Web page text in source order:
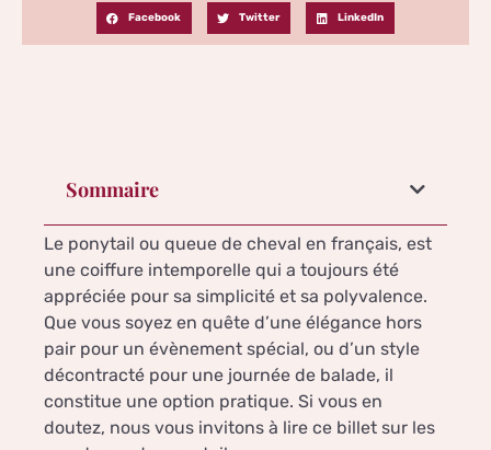
Facebook Twitter LinkedIn
Sommaire
Le ponytail ou queue de cheval en français, est
une coiffure intemporelle qui a toujours été
appréciée pour sa simplicité et sa polyvalence.
Que vous soyez en quête d’une élégance hors
pair pour un évènement spécial, ou d’un style
décontracté pour une journée de balade, il
constitue une option pratique. Si vous en
doutez, nous vous invitons à lire ce billet sur les